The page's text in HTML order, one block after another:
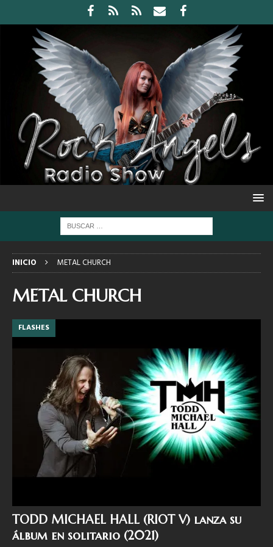
INICIO METAL CHURCH
METAL CHURCH
FLASHES
TODD MICHAEL HALL (RIOT V) lanza su
álbum en solitario (2021)